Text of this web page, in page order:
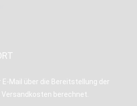
E-Mail über die Bereitstellung der
Versandkosten berechnet.